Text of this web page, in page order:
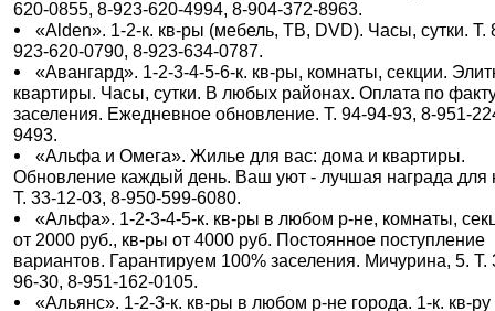
620-0855, 8-923-620-4994, 8-904-372-8963.
«Alden». 1-2-к. кв-ры (мебель, ТВ, DVD). Часы, сутки. Т.
923-620-0790, 8-923-634-0787.
«Авангард». 1-2-3-4-5-6-к. кв-ры, комнаты, секции.
квартиры. Часы, сутки. В любых районах. Оплата по
заселения. Ежедневное обновление. Т. 94-94-93, 8-951-
9493.
«Альфа и Омега». Жилье для вас: дома и квартиры.
Обновление каждый день. Ваш уют - лучшая награда для
Т. 33-12-03, 8-950-599-6080.
«Альфа». 1-2-3-4-5-к. кв-ры в любом р-не, комнаты,
от 2000 руб., кв-ры от 4000 руб. Постоянное поступление
вариантов. Гарантируем 100% заселения. Мичурина, 5. Т.
96-30, 8-951-162-0105.
«Альянс». 1-2-3-к. кв-ры в любом р-не города. 1-к. кв-ру